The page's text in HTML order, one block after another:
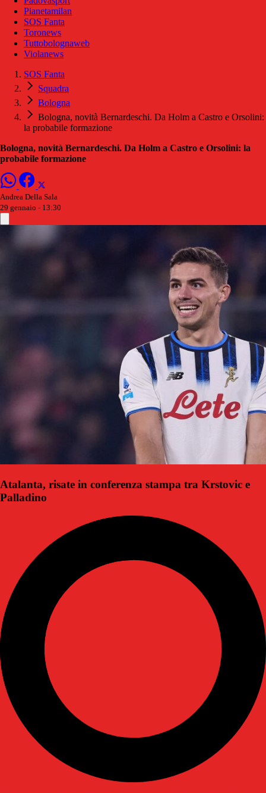
Pianetamilan
SOS Fanta
Toronews
Tuttobolognaweb
Violanews
SOS Fanta
Squadra
Bologna
Bologna, novità Bernardeschi. Da Holm a Castro e Orsolini:
la probabile formazione
Bologna, novità Bernardeschi. Da Holm a Castro e Orsolini: la
probabile formazione
Andrea Della Sala
29 gennaio - 13:30
Atalanta, risate in conferenza stampa tra Krstovic e
Palladino